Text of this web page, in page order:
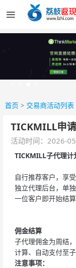
首页 > 交易商活动列表
TICKMILL申
活动时间：2026-
TICKMILL子代理计
自行推荐客户，享
独立代理后台，单
一位客户即开始结算
佣金结算
子代理佣金为周结
计算、自动支付至
注意事项：